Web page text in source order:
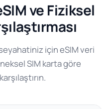
ve Fiziksel
için eSIM veri
SIM karta göre